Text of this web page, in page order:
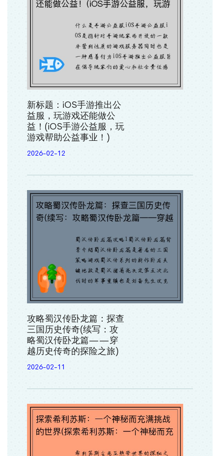
新标题：iOS手游推出公
益服，玩游戏还能做公
益！(iOS手游公益服，玩
游戏帮助公益事业！)
2026-02-12
攻略蜀汉传卧龙篇：探查
三国历史传奇(续写：攻
略蜀汉传卧龙篇——穿
越历史传奇的探险之旅)
2026-02-11